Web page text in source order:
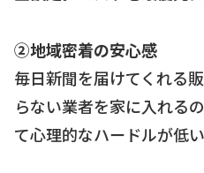
②地域密着の安心感
毎日新聞を届けてくれる
らない業者を家に入れる
て心理的なハードルが低い